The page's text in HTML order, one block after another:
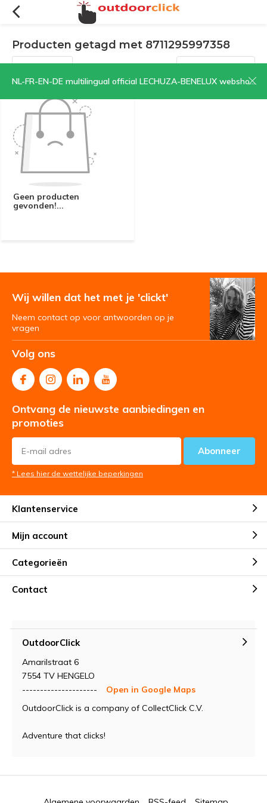
NL-FR-EN-DE multilingual official LECHUZA-BENELUX webshop | CLICK HERE NOW!
Producten getagd met 8711295997358
Filters Sorteren op:
Geen producten
gevonden!...
Wij willen dat het met je 'clickt'
Neem contact op voor antwoorden op je
vragen
Volg ons
Ontvang de nieuwste aanbiedingen en
promoties
Abonneer
* Lees hier de wettelijke beperkingen
Klantenservice
Mijn account
Categorieën
Contact
OutdoorClick
Amarilstraat 6
7554 TV HENGELO
---------------------
Open in Google Maps
OutdoorClick is a company of CollectClick C.V.
Adventure that clicks!